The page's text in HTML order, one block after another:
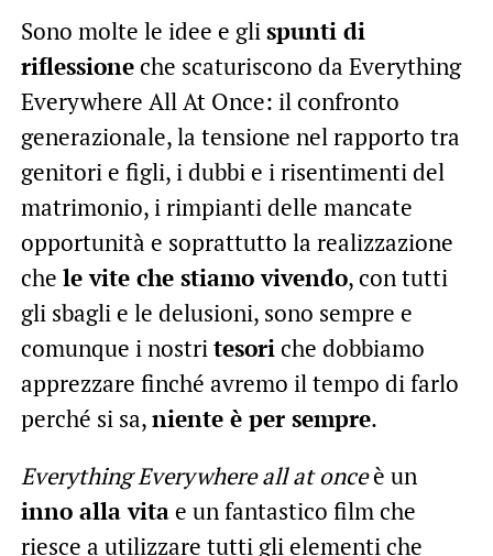
Sono molte le idee e gli spunti di
riflessioneche scaturiscono da Everything
Everywhere All At Once: il confronto
generazionale, la tensione nel rapporto tra
genitori e figli, i dubbi e i risentimenti del
matrimonio, i rimpianti delle mancate
opportunità e soprattutto la realizzazione
che le vite che stiamo vivendo, con tutti
gli sbagli e le delusioni, sono sempre e
comunque i nostri tesori che dobbiamo
apprezzare finché avremo il tempo di farlo
perché si sa,niente è per sempre.
Everything Everywhere all at onceè un
inno alla vitae un fantastico film che
riesce a utilizzare tutti gli elementi che